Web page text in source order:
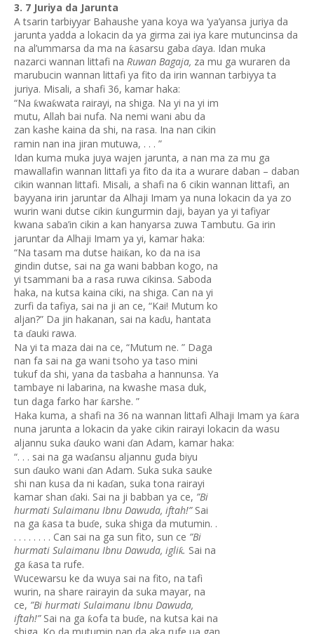
3. 7 Juriya da Jarunta
A tsarin tarbiyyar Bahaushe yana koya wa ‘ya’yansa juriya da
jarunta yadda a lokacin da ya girma zai iya kare mutuncinsa da
na al’ummarsa da ma na ƙasarsu gaba ɗaya. Idan muka
nazarci wannan littafi na Ruwan Bagaja, za mu ga wuraren da
marubucin wannan littafi ya fito da irin wannan tarbiyya ta
juriya. Misali, a shafi 36, kamar haka:
“Na ƙwaƙwata rairayi, na shiga. Na yi na yi im
mutu, Allah bai nufa. Na nemi wani abu da
zan kashe kaina da shi, na rasa. Ina nan cikin
ramin nan ina jiran mutuwa, . . . ”
Idan kuma muka juya wajen jarunta, a nan ma za mu ga
mawallafin wannan littafi ya fito da ita a wurare daban – daban
cikin wannan littafi. Misali, a shafi na 6 cikin wannan littafi, an
bayyana irin jaruntar da Alhaji Imam ya nuna lokacin da ya zo
wurin wani dutse cikin ƙungurmin daji, bayan ya yi tafiyar
kwana saba’in cikin a kan hanyarsa zuwa Tambutu. Ga irin
jaruntar da Alhaji Imam ya yi, kamar haka:
“Na tasam ma dutse haiƙan, ko da na isa
gindin dutse, sai na ga wani babban kogo, na
yi tsammani ba a rasa ruwa cikinsa. Saboda
haka, na kutsa kaina ciki, na shiga. Can na yi
zurfi da tafiya, sai na ji an ce, “Kai! Mutum ko
aljan?” Da jin hakanan, sai na kaɗu, hantata
ta ɗauki rawa.
Na yi ta maza dai na ce, “Mutum ne. ” Daga
nan fa sai na ga wani tsoho ya taso mini
tukuf da shi, yana da tasbaha a hannunsa. Ya
tambaye ni labarina, na kwashe masa duk,
tun daga farko har ƙarshe. ”
Haka kuma, a shafi na 36 na wannan littafi Alhaji Imam ya ƙara
nuna jarunta a lokacin da yake cikin rairayi lokacin da wasu
aljannu suka ɗauko wani ɗan Adam, kamar haka:
“. . . sai na ga waɗansu aljannu guda biyu
sun ɗauko wani ɗan Adam. Suka suka sauke
shi nan kusa da ni kaɗan, suka tona rairayi
kamar shan ɗaki. Sai na ji babban ya ce, ”Bi
hurmati Sulaimanu Ibnu Dawuda, iftah!” Sai
na ga ƙasa ta buɗe, suka shiga da mutumin. .
. . . . . . . . Can sai na ga sun fito, sun ce ”Bi
hurmati Sulaimanu Ibnu Dawuda, igliƙ. Sai na
ga ƙasa ta rufe.
Wucewarsu ke da wuya sai na fito, na tafi
wurin, na share rairayin da suka mayar, na
ce, ”Bi hurmati Sulaimanu Ibnu Dawuda,
iftah!” Sai na ga ƙofa ta buɗe, na kutsa kai na